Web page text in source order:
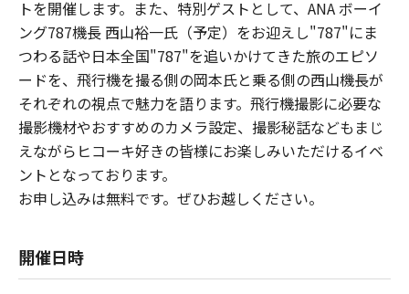
トを開催します。また、特別ゲストとして、ANA ボーイ
ング787機長 西山裕一氏（予定）をお迎えし"787"にま
つわる話や日本全国"787"を追いかけてきた旅のエピソ
ードを、飛行機を撮る側の岡本氏と乗る側の西山機長が
それぞれの視点で魅力を語ります。飛行機撮影に必要な
撮影機材やおすすめのカメラ設定、撮影秘話などもまじ
えながらヒコーキ好きの皆様にお楽しみいただけるイベ
ントとなっております。
お申し込みは無料です。ぜひお越しください。
開催日時